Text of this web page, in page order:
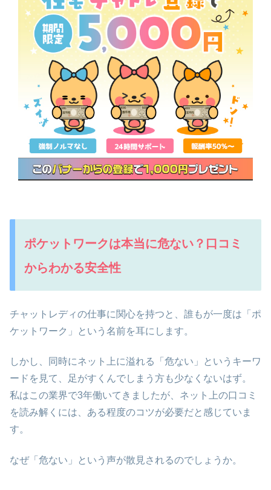
ポケットワークは本当に危ない？口コミ
からわかる安全性
チャットレディの仕事に関心を持つと、誰もが一度は「ポ
ケットワーク」という名前を耳にします。
しかし、同時にネット上に溢れる「危ない」というキーワ
ードを見て、足がすくんでしまう方も少なくないはず。
私はこの業界で3年働いてきましたが、ネット上の口コミ
を読み解くには、ある程度のコツが必要だと感じていま
す。
なぜ「危ない」という声が散見されるのでしょうか。